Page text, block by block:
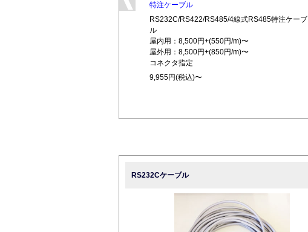
特注ケーブル
RS232C/RS422/RS485/4線式RS485特注ケーブ
ル
屋内用：8,500円+(550円/m)〜
屋外用：8,500円+(850円/m)〜
コネクタ指定
9,955円(税込)〜
RS232Cケーブル